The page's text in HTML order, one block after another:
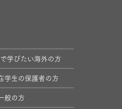
学びたい海外の方
学生の保護者の方
般の方